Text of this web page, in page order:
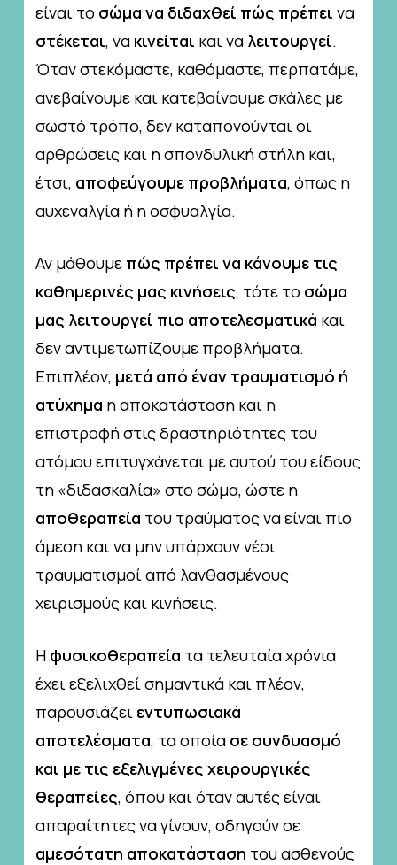
είναι το σώμα να διδαχθεί πώς πρέπει να
στέκεται, να κινείται και να λειτουργεί.
Όταν στεκόμαστε, καθόμαστε, περπατάμε,
ανεβαίνουμε και κατεβαίνουμε σκάλες με
σωστό τρόπο, δεν καταπονούνται οι
αρθρώσεις και η σπονδυλική στήλη και,
έτσι, αποφεύγουμε προβλήματα, όπως η
αυχεναλγία ή η οσφυαλγία.
Αν μάθουμε πώς πρέπει να κάνουμε τις
καθημερινές μας κινήσεις, τότε το σώμα
μας λειτουργεί πιο αποτελεσματικά και
δεν αντιμετωπίζουμε προβλήματα.
Επιπλέον, μετά από έναν τραυματισμό ή
ατύχημα η αποκατάσταση και η
επιστροφή στις δραστηριότητες του
ατόμου επιτυγχάνεται με αυτού του είδους
τη «διδασκαλία» στο σώμα, ώστε η
αποθεραπεία του τραύματος να είναι πιο
άμεση και να μην υπάρχουν νέοι
τραυματισμοί από λανθασμένους
χειρισμούς και κινήσεις.
Η φυσικοθεραπεία τα τελευταία χρόνια
έχει εξελιχθεί σημαντικά και πλέον,
παρουσιάζει εντυπωσιακά
αποτελέσματα, τα οποία σε συνδυασμό
και με τις εξελιγμένες χειρουργικές
θεραπείες, όπου και όταν αυτές είναι
απαραίτητες να γίνουν, οδηγούν σε
αμεσότατη αποκατάσταση του ασθενούς